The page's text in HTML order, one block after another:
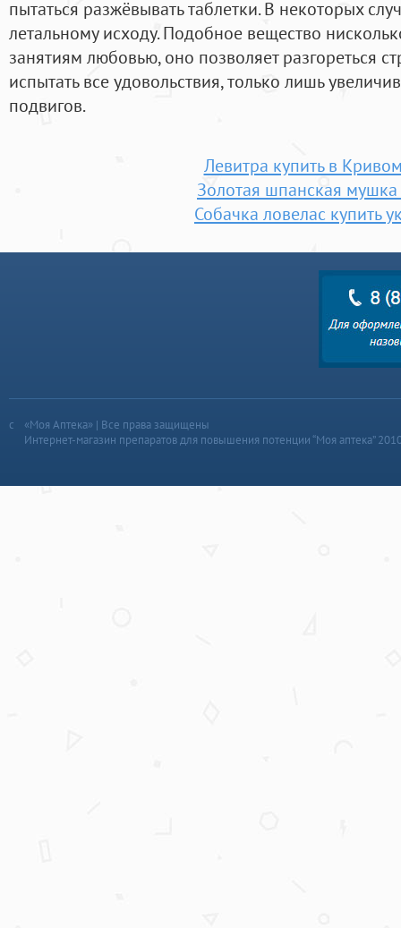
пытаться разжёвывать таблетки. В некоторых
летальному исходу. Подобное вещество
занятиям любовью, оно позволяет разгореться
испытать все удовольствия, только лишь
подвигов.
Левитра купить в
Золотая шпанская мушка
Собачка ловелас купить
«Моя Аптека» | Все права защищены
Интернет-магазин препаратов для повышения потенции “Моя аптека”